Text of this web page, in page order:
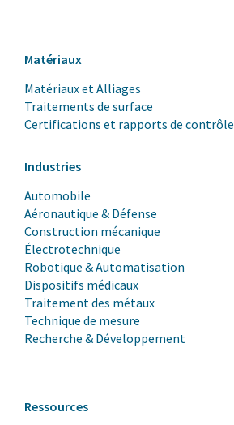
Matériaux
Matériaux et Alliages
Traitements de surface
Certifications et rapports de contrôle
Industries
Automobile
Aéronautique & Défense
Construction mécanique
Électrotechnique
Robotique & Automatisation
Dispositifs médicaux
Traitement des métaux
Technique de mesure
Recherche & Développement
Ressources